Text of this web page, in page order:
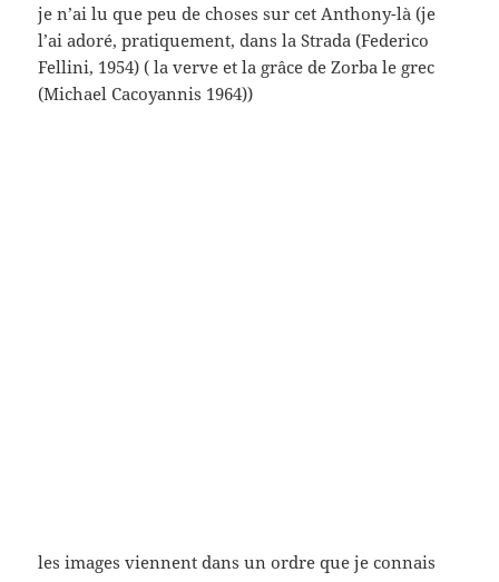
je n’ai lu que peu de choses sur cet Anthony-là (je
l’ai adoré, pratiquement, dans la Strada (Federico
Fellini, 1954) ( la verve et la grâce de Zorba le grec
(Michael Cacoyannis 1964))